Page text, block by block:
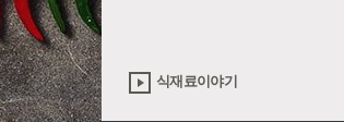
식재료이야기